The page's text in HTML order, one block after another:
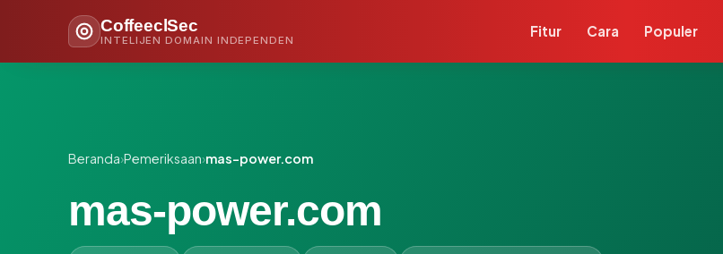
CoffeeclSec
INTELIJEN DOMAIN INDEPENDEN
Fitur Cara Populer
Beranda›Pemeriksaan›mas-power.com
mas-power.com